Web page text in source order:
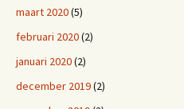
maart 2020(5)
februari 2020(2)
januari 2020(2)
december 2019(2)